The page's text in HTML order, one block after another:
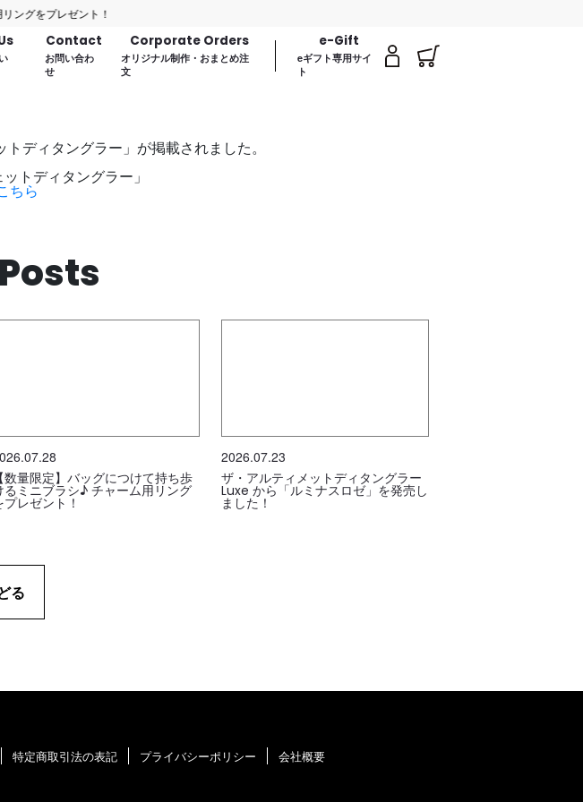
をプレゼント！
Contact
お問い合わ
せ
Corporate Orders
オリジナル制作・おまとめ注
文
e-Gift
eギフト専用サイ
ト
ディタングラー」が掲載されました。
トディタングラー」
ちら
【数量限定】バッグにつけて持ち歩
るミニブラシ♪ チャーム用リング
プレゼント！
2026.07.23
ザ・アルティメットディタングラー
Luxe から「ルミナスロゼ」を発売し
ました！
る
特定商取引法の表記 プライバシーポリシー 会社概要